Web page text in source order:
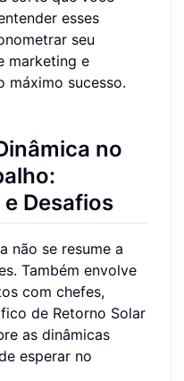
esses
seu
marketing e
máximo sucesso.
no
Desafios
não se resume a
Também envolve
com chefes,
de Retorno Solar
as dinâmicas
esperar no